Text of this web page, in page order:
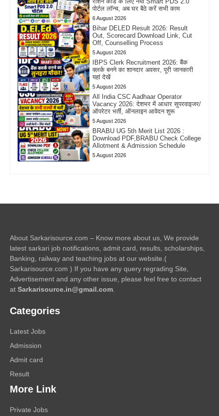
पोर्टल लॉन्च, अब घर बैठे करें सभी काम
6 August 2026
Bihar DELED Result 2026: Result
Out, Scorecard Download Link, Cut
Off, Counselling Process
5 August 2026
IBPS Clerk Recruitment 2026: बैंक
क्लर्क बनने का शानदार अवसर, पूरी जानकारी
यहां देखें
5 August 2026
All India CSC Aadhaar Operator
Vacancy 2026: देशभर में आधार सुपरवाइजर/
ऑपरेटर भर्ती, ऑनलाइन आवेदन शुरू
5 August 2026
BRABU UG 5th Merit List 2026 :
Download PDF,BRABU Check College
Allotment & Admission Schedule
5 August 2026
About Sarkarisource.com – Know more about us, We provide
latest sarkari job notifications, admit card, results, scholarships,
Banking, railway and teaching jobs at our website.(
Sarkarisource.com ) If you have any query regrading Site,
Advertisement and any other issue, please feel free to contact
at Sarkarisource.in@gmail.com
Categories
Latest Jobs
Admission
Admit card
Result
More Link
Private Jobs